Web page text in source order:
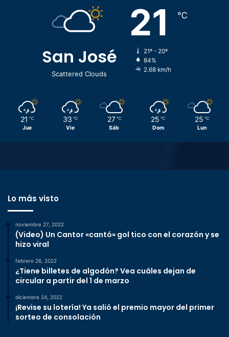
San José
Scattered Clouds
21 ℃
21º - 20º
84%
2.68 km/h
21 ℃
Jue
33 ℃
Vie
27 ℃
Sáb
25 ℃
Dom
25 ℃
Lun
Lo más visto
noviembre 27, 2022
(Video) Un Cantor «cantó» gol tico con el corazón y se
hizo viral
febrero 26, 2022
¿Tiene billetes de algodón? Vea cuáles dejan de
circular a partir del 1 de marzo
diciembre 24, 2022
¡Revise su lotería! Ya salió el premio mayor del primer
sorteo de consolación